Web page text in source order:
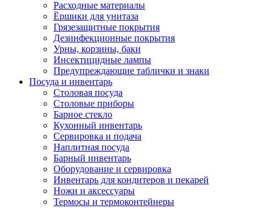
Расходные материалы
Ёршики для унитаза
Грязезащитные покрытия
Дезинфекционные покрытия
Урны, корзины, баки
Инсектицидные лампы
Предупреждающие таблички и знаки
Посуда и инвентарь
Столовая посуда
Столовые приборы
Барное стекло
Кухонный инвентарь
Сервировка и подача
Наплитная посуда
Барный инвентарь
Оборудование и сервировка
Инвентарь для кондитеров и пекарей
Ножи и аксессуары
Термосы и термоконтейнеры